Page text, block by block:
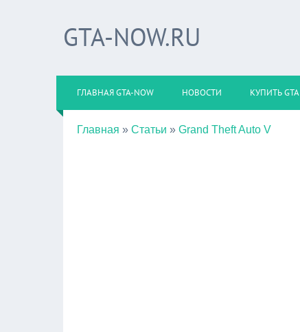
GTA-NOW.RU
ГЛАВНАЯ GTA-NOW НОВОСТИ КУПИТЬ GTA
Главная » Статьи » Grand Theft Auto V